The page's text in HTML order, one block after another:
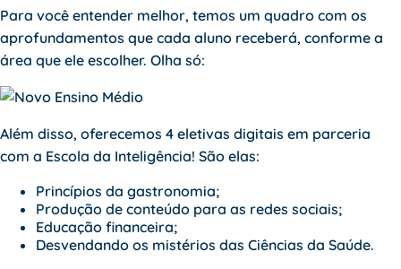
Para você entender melhor, temos um quadro com os
aprofundamentos que cada aluno receberá, conforme a
área que ele escolher. Olha só:
Além disso, oferecemos 4 eletivas digitais em parceria
com a Escola da Inteligência! São elas:
Princípios da gastronomia;
Produção de conteúdo para as redes sociais;
Educação financeira;
Desvendando os mistérios das Ciências da Saúde.